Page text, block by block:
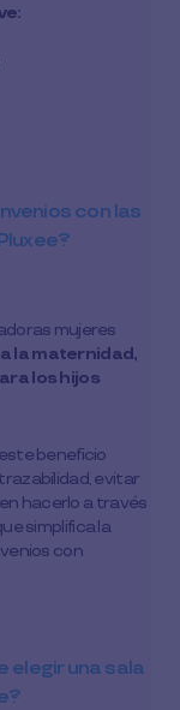
con las
mujeres
la maternidad,
los hijos
beneficio
evitar
hacerlo a través
simplifica la
con
elegir una sala